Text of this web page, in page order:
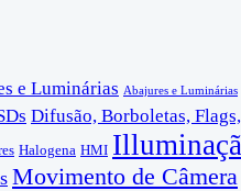
e Luminárias Abajures e Luminárias
Difusão, Borboletas,
Halogena HMI
Movimento de Câmera